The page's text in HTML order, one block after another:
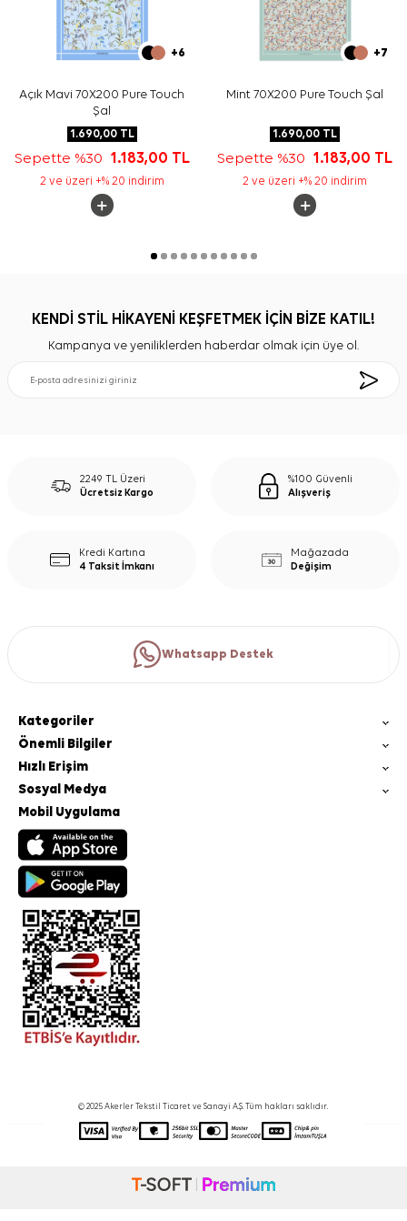
+6
Açık Mavi 70X200 Pure Touch
Şal
1.690,00TL
Sepette %30 1.183,00 TL
2 ve üzeri +% 20 indirim
+7
Mint 70X200 Pure Touch Şal
1.690,00 TL
Sepette %30 1.183,00 TL
2 ve üzeri +% 20 indirim
KENDİ STİL HİKAYENİ KEŞFETMEK İÇİN BİZE KATIL!
Kampanya ve yeniliklerden haberdar olmak için üye ol.
2249 TL Üzeri
Ücretsiz Kargo
%100 Güvenli
Alışveriş
Kredi Kartına
4 Taksit İmkanı
Mağazada
Değişim
Whatsapp Destek
Kategoriler
Önemli Bilgiler
Hızlı Erişim
Sosyal Medya
Mobil Uygulama
© 2025 Akerler Tekstil Ticaret ve Sanayi A.Ş. Tüm hakları saklıdır.